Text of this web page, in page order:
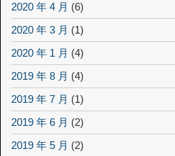
2020 年 4 月 (6)
2020 年 3 月 (1)
2020 年 1 月 (4)
2019 年 8 月 (4)
2019 年 7 月 (1)
2019 年 6 月 (2)
2019 年 5 月 (2)